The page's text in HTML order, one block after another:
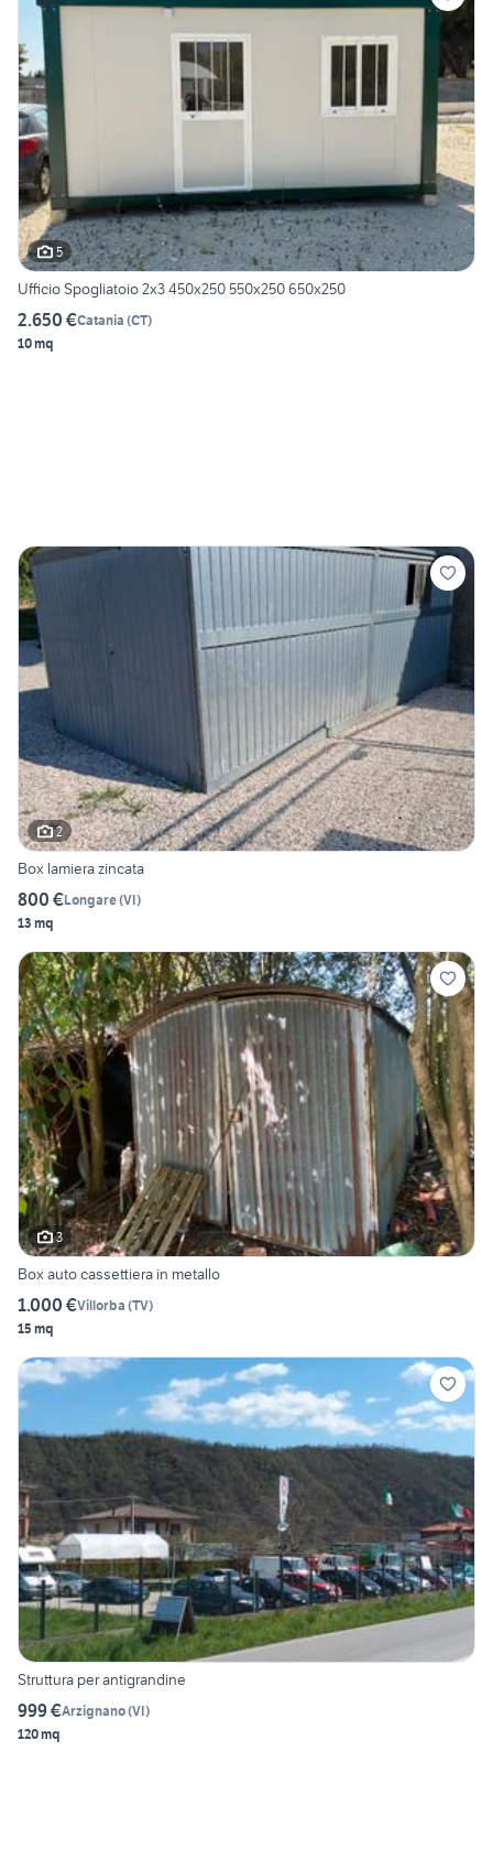
5
Ufficio Spogliatoio 2x3 450x250 550x250 650x250
2.650 €Catania (CT)
10 mq
2
Box lamiera zincata
800 €Longare(VI)
13 mq
3
Box auto cassettiera in metallo
1.000 €Villorba (TV)
15 mq
Struttura per antigrandine
999 €Arzignano(VI)
120 mq